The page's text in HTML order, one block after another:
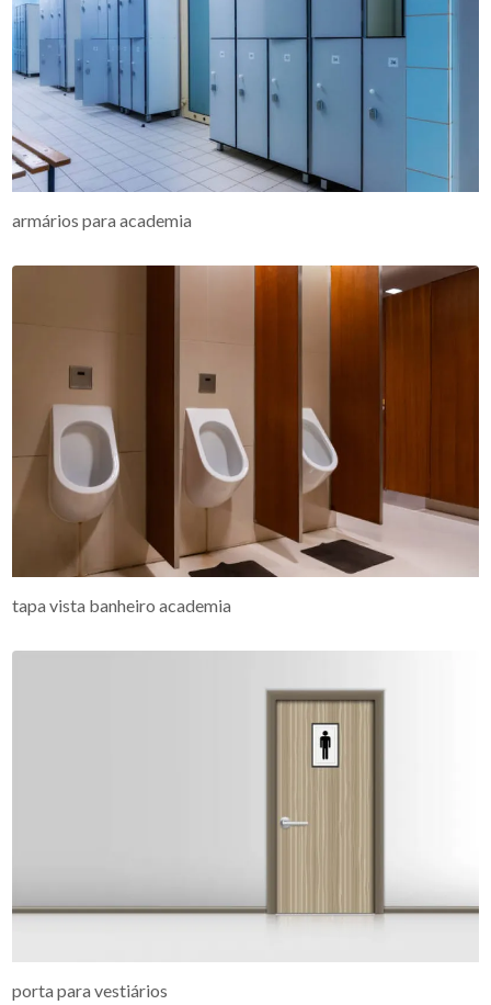
armários para academia
tapa vista banheiro academia
porta para vestiários